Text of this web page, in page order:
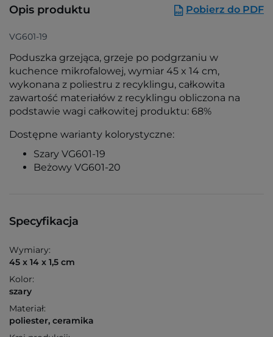
Opis produktu Pobierz do PDF
VG601-19
Poduszka grzejąca, grzeje po podgrzaniu w
kuchence mikrofalowej, wymiar 45 x 14 cm,
wykonana z poliestru z recyklingu, całkowita
zawartość materiałów z recyklingu obliczona na
podstawie wagi całkowitej produktu: 68%
Dostępne warianty kolorystyczne:
Szary VG601-19
Beżowy VG601-20
Specyfikacja
Wymiary:
45 x 14 x 1,5 cm
Kolor:
szary
Materiał:
poliester, ceramika